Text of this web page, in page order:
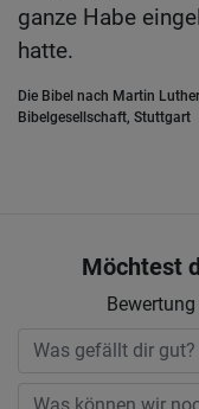
ganze Habe
hatte.
Die Bibel nach Martin
Bibelgesellschaft, Stuttgart
Möchtest